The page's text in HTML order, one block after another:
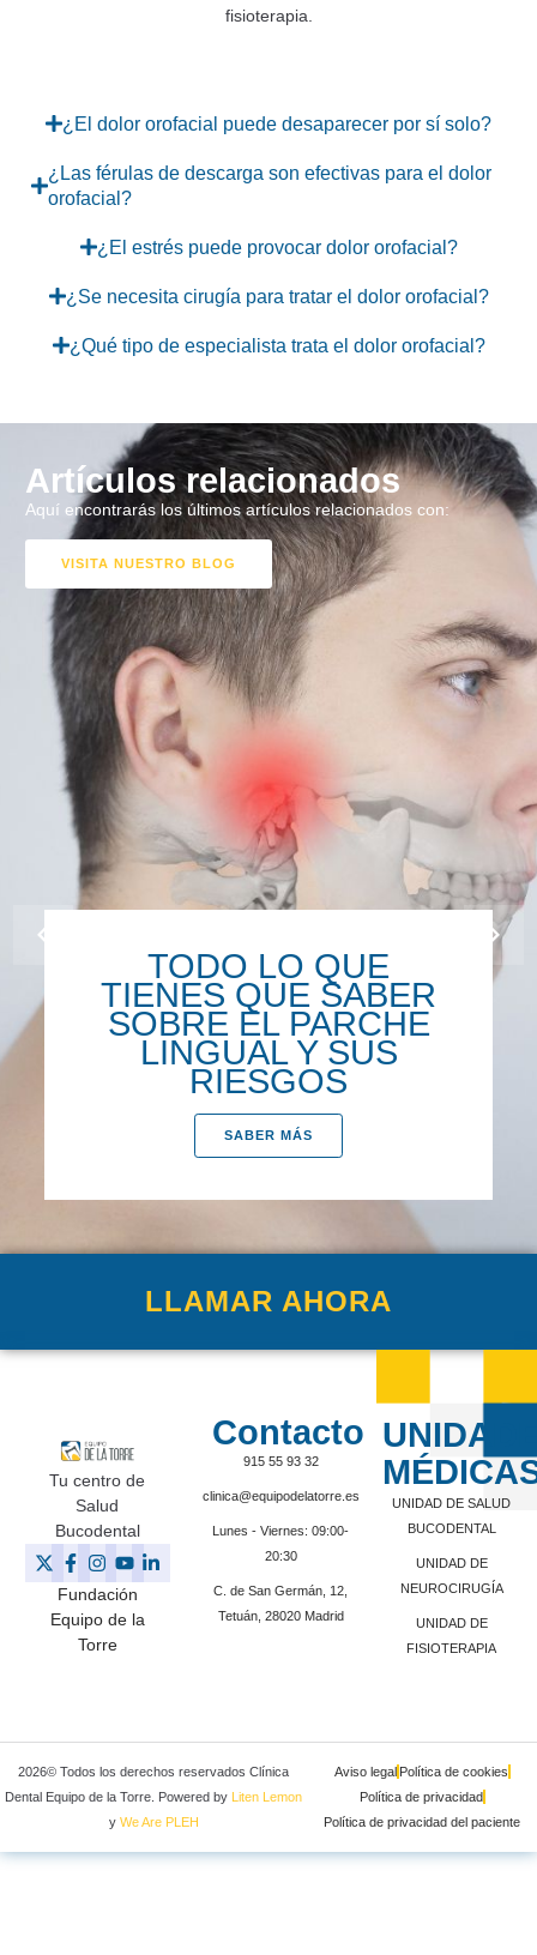
fisioterapia.
¿El dolor orofacial puede desaparecer por sí solo?
¿Las férulas de descarga son efectivas para el dolor
orofacial?
¿El estrés puede provocar dolor orofacial?
¿Se necesita cirugía para tratar el dolor orofacial?
¿Qué tipo de especialista trata el dolor orofacial?
Artículos relacionados
Aquí encontrarás los últimos artículos relacionados con:
VISITA NUESTRO BLOG
TODO LO QUE
TIENES QUE SABER
SOBRE EL PARCHE
LINGUAL Y SUS
RIESGOS
SABER MÁS
LLAMAR AHORA
Tu centro de
Salud
Bucodental
Fundación
Equipo de la
Torre
Contacto
915 55 93 32
clinica@equipodelatorre.es
Lunes - Viernes: 09:00-
20:30
C. de San Germán, 12,
Tetuán, 28020 Madrid
UNIDAD DE SALUD
BUCODENTAL
UNIDAD DE
NEUROCIRUGÍA
UNIDAD DE
FISIOTERAPIA
2026© Todos los derechos reservados Clínica
Dental Equipo de la Torre. Powered by Liten Lemon
y We Are PLEH
Aviso legal Política de cookies
Política de privacidad
Política de privacidad del paciente